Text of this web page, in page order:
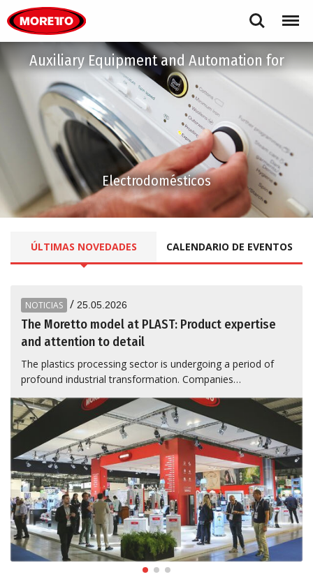
Search Menu
Auxiliary Equipment and Automation for
Electrodomésticos
ÚLTIMAS NOVEDADES CALENDARIO DE EVENTOS
NOTICIAS / 25.05.2026
The Moretto model at PLAST: Product expertise
and attention to detail
The plastics processing sector is undergoing a period of
profound industrial transformation. Companies…